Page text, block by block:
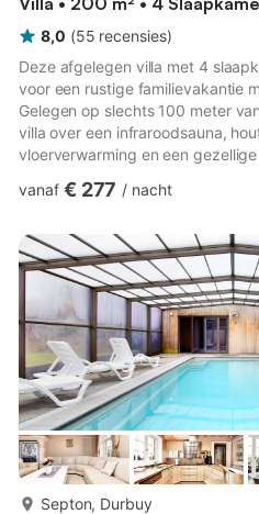
8,0 (55 recensies)
Deze afgelegen villa met 4
voor een rustige familievakantie
Gelegen op slechts 100 meter
villa over een infraroodsauna,
vloerverwarming en een
twee badkamers (waarvan één
het privéterras of ontspannen in
kinderstoel en kinderbed zijn
vergoeding...
vanaf € 277 / nacht
Septon, Durbuy